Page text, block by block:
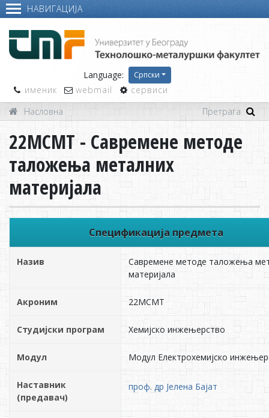
НАВИГАЦИЈА
Language: Српски
именик webmail
сервиси
Насловна
22МСМТ - Савремене методе
таложења металних
материјала
Спецификација предмета
Назив
Савремене методе таложења
материјала
Акроним 22МСМТ
Студијски програм Хемијско инжењерство
Модул Модул Електрохемијско
Наставник
(предавач)
проф. др Јелена Бајат